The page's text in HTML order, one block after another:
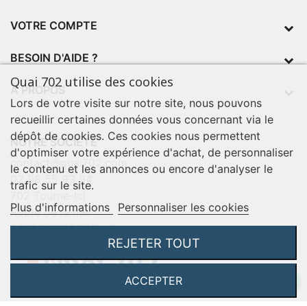
VOTRE COMPTE
BESOIN D'AIDE ?
À PROPOS
NOTRE SOCIÉTÉ
contact@quai702.com
02 98 55 93 94
Route de la mer
29720 TREOGAT - France
Quai 702 utilise des cookies
Lors de votre visite sur notre site, nous pouvons
recueillir certaines données vous concernant via le
dépôt de cookies. Ces cookies nous permettent
d'optimiser votre expérience d'achat, de personnaliser
le contenu et les annonces ou encore d'analyser le
trafic sur le site.
Plus d'informations
Personnaliser les cookies
REJETER TOUT
ACCEPTER